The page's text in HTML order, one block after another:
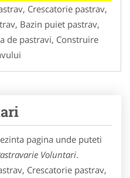
Crescatorie pastrav,
Bazin puiet pastrav,
de pastravi, Construire
pagina unde puteti
Voluntari.
Crescatorie pastrav,